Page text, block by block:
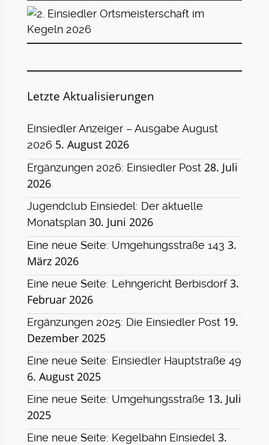
Letzte Aktualisierungen
Einsiedler Anzeiger – Ausgabe August
2026 5. August 2026
Ergänzungen 2026: Einsiedler Post 28. Juli
2026
Jugendclub Einsiedel: Der aktuelle
Monatsplan 30. Juni 2026
Eine neue Seite: Umgehungsstraße 143 3.
März 2026
Eine neue Seite: Lehngericht Berbisdorf 3.
Februar 2026
Ergänzungen 2025: Die Einsiedler Post 19.
Dezember 2025
Eine neue Seite: Einsiedler Hauptstraße 49
6. August 2025
Eine neue Seite: Umgehungsstraße 13. Juli
2025
Eine neue Seite: Kegelbahn Einsiedel 3.